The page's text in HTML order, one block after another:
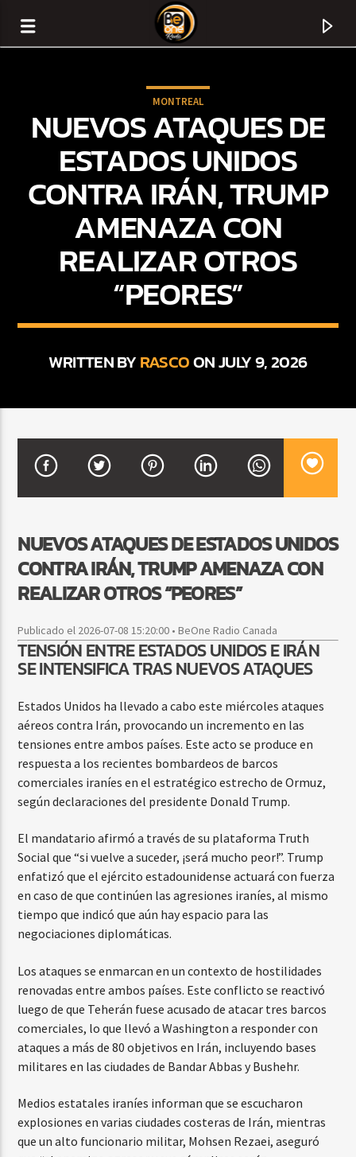
TITLE
BACHATA PARA EL CAMINO
5:00 PM 7:00 PM
Beone Radio
MONTREAL
NUEVOS ATAQUES DE
ESTADOS UNIDOS
CONTRA IRÁN, TRUMP
AMENAZA CON
REALIZAR OTROS
“PEORES”
WRITTEN BYRASCOON JULY 9, 2026
NUEVOS ATAQUES DE ESTADOS UNIDOS
CONTRA IRÁN, TRUMP AMENAZA CON
REALIZAR OTROS “PEORES”
Publicado el 2026-07-08 15:20:00 • BeOne Radio Canada
TENSIÓN ENTRE ESTADOS UNIDOS E IRÁN
SE INTENSIFICA TRAS NUEVOS ATAQUES
Estados Unidos ha llevado a cabo este miércoles ataques
aéreos contra Irán, provocando un incremento en las
tensiones entre ambos países. Este acto se produce en
respuesta a los recientes bombardeos de barcos
comerciales iraníes en el estratégico estrecho de Ormuz,
según declaraciones del presidente Donald Trump.
El mandatario afirmó a través de su plataforma Truth
Social que “si vuelve a suceder, ¡será mucho peor!”. Trump
enfatizó que el ejército estadounidense actuará con fuerza
en caso de que continúen las agresiones iraníes, al mismo
tiempo que indicó que aún hay espacio para las
negociaciones diplomáticas.
Los ataques se enmarcan en un contexto de hostilidades
renovadas entre ambos países. Este conflicto se reactivó
luego de que Teherán fuese acusado de atacar tres barcos
comerciales, lo que llevó a Washington a responder con
ataques a más de 80 objetivos en Irán, incluyendo bases
militares en las ciudades de Bandar Abbas y Bushehr.
Medios estatales iraníes informan que se escucharon
explosiones en varias ciudades costeras de Irán, mientras
que un alto funcionario militar, Mohsen Rezaei, aseguró